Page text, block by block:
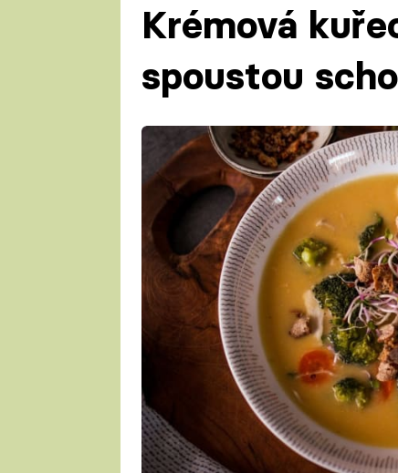
Krémová
spoustou